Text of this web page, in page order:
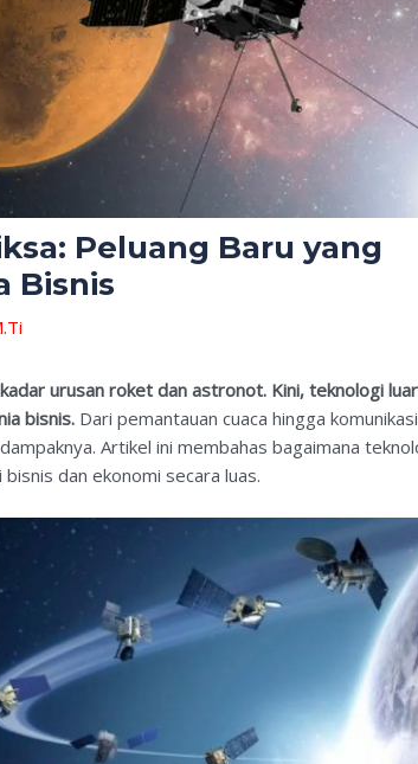
Peluang Baru yang
Bisnis
urusan roket dan astronot. Kini, teknologi
bisnis. Dari pemantauan cuaca hingga
Artikel ini membahas bagaimana
dan ekonomi secara luas.